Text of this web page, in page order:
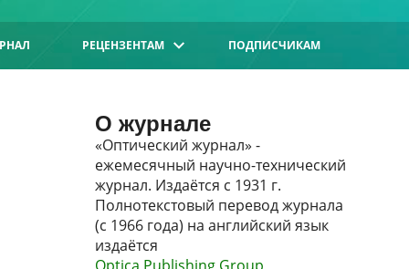
РЕЦЕНЗЕНТАМ ПОДПИСЧИКАМ
О журнале
«Оптический журнал» -
ежемесячный научно-технический
журнал. Издаётся с 1931 г.
Полнотекстовый перевод журнала
(с 1966 года) на английский язык
издаётся